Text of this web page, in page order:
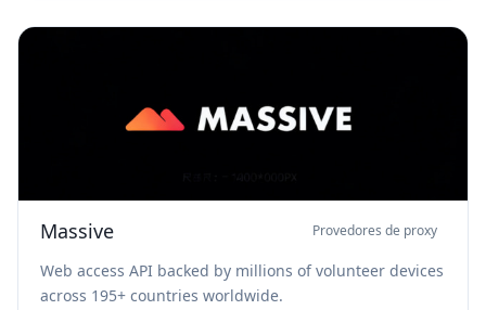
Massive Provedores de proxy
Web access API backed by millions of volunteer devices
across 195+ countries worldwide.